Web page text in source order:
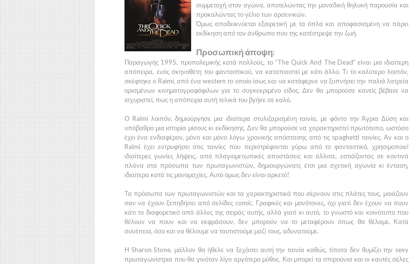
συμμετοχή στον αγώνα, αποτελώντας την μοναδική θηλυκή παρουσία και
προκαλώντας το γέλιο των αρσενικών.
Όμως αποδεικνύεται εξαιρετική με τα όπλα και αποφασισμένη να πάρει
εκδίκηση από τον άνθρωπο που της κατέστρεψε την ζωή.
Προσωπική άποψη:
Παραγωγής 1995, προπολεμικής κατά πολλούς, το “The Quick And The Dead” είναι μια ιδιαίτερη
απόπειρα, ενός σκηνοθέτη του φανταστικού, να καταπιαστεί με κάτι άλλο. Τι το καλύτερο λοιπόν,
σκέφτηκε ο Raimi, από ένα western το οποίο ίσως και να κατάφερνε να ξυπνήσει την παλιά λατρεία
ορισμένων κινηματογραφόφιλων για το συγκεκριμένο είδος. Δεν θα μπορούσε κανείς βέβαια να
ισχυριστεί, πως η απόπειρα αυτή τελικά του βγήκε σε καλό.
Ο Raimi λοιπόν, δημιούργησε μια ιδιαίτερα στυλιζαρισμένη ταινία, με φόντο την Άγρια Δύση και
υπόβαθρο μια ιστορία μίσους κι εκδίκησης. Δεν θα μπορούσε να χαρακτηριστεί πρωτότυπο, ωστόσο
έχει ένα ενδιαφέρον, μόνο και μόνο λόγω χρονικής απόστασης από τις spaghetti ταινίες. Αν και ο
Raimi έχει εντρυφήσει στις ταινίες που περιστρέφονται γύρω από το φανταστικό, χρησιμοποιεί
ιδιαίτερες γωνίες λήψεις, από πλαγιομετωπικές αποστάσεις και άλλοτε, εστιάζοντας σε κοντινά
πλάνα στα πρόσωπα των πρωταγωνιστών, δημιουργώνατς έτσι μια σχετική αγωνία κι ένταση,
ιδιαίτερα κατά τις μονομαχίες. Αυτό όμως δεν είναι αρκετό!
Τα πρόσωπα των πρωταγωνιστών και τα χαρακτηριστικά που σέρνουν στις πλάτες τους, μοιάζουν
σαν να έχουν ξεπηδήσει από σελίδες comic. Γραφικές και μονότονες, όχι γιατί δεν έχουν να πουν
κάτι το διαφορετικό από άλλες της σειράς αυτής, αλλά γιατί κι αυτό, το γνωστό και κοινότυπο που
θέλουν να πουν και να εκφράσουν, δεν μπορούν να το μεταφέρουν όπως θα θέλαμε. Κατά
συνέπεια, όσο και να θέλουμε να ταυτιστούμε μαζί τους, αδυνατούμε.
Η Sharon Stone, μάλλον θα ήθελε να ξεχάσει αυτή την ταινία καθώς, τίποτα δεν θυμίζει την sexy
πρωταγωνίστρια που θα γινόταν λίγο αργότερα μύθος. Και μπορεί τα σπιρούνια και οι καυτές σέλες